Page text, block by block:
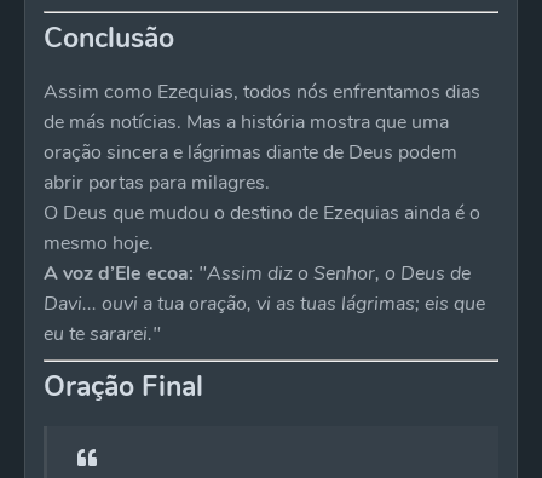
Conclusão
Assim como Ezequias, todos nós enfrentamos dias
de más notícias. Mas a história mostra que uma
oração sincera e lágrimas diante de Deus podem
abrir portas para milagres.
O Deus que mudou o destino de Ezequias ainda é o
mesmo hoje.
A voz d’Ele ecoa: "Assim diz o Senhor, o Deus de
Davi... ouvi a tua oração, vi as tuas lágrimas; eis que
eu te sararei."
Oração Final